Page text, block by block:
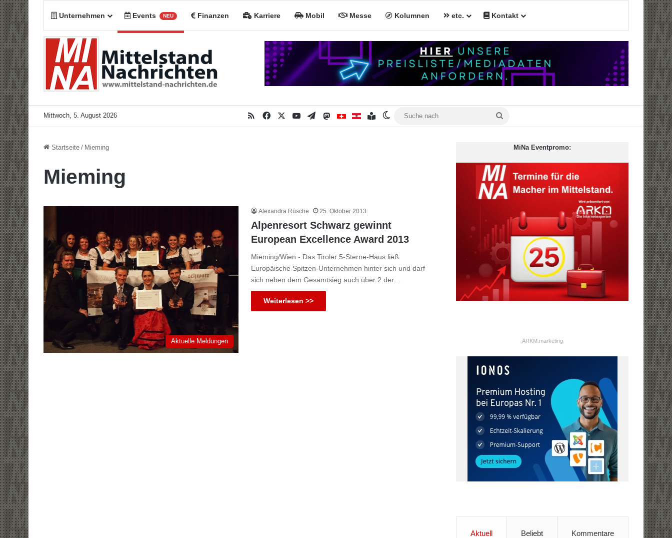
Unternehmen Events NEU Finanzen Karriere Mobil Messe Kolumnen etc. Kontakt
Mittwoch, 5. August 2026 RSSFacebookYouTubeTelegramMastodonMiNa CHMiNa AT
Inhaltsverzeichnis
Skin umschalten
Startseite / Mieming
Mieming
Aktuelle Meldungen
Alexandra Rüsche 25. Oktober 2013
Alpenresort Schwarz gewinnt
European Excellence Award 2013
Mieming/Wien - Das Tiroler 5-Sterne-Haus ließ
Europäische Spitzen-Unternehmen hinter sich und darf
sich neben dem Gesamtsieg auch über 2 der…
Weiterlesen >>
MiNa Eventpromo:
ARKM.marketing
Aktuell Beliebt Kommentare